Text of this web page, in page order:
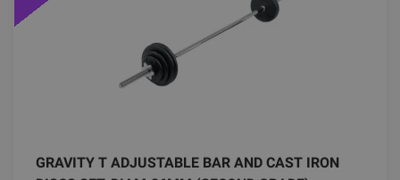
GRAVITY T ADJUSTABLE BAR AND CAST IRON